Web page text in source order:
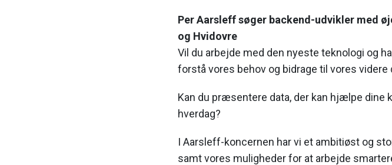
Per Aarsleff søger backend-udvikler med
og Hvidovre
Vil du arbejde med den nyeste teknologi og
forstå vores behov og bidrage til vores videre
Kan du præsentere data, der kan hjælpe dine
hverdag?
I Aarsleff-koncernen har vi et ambitiøst og
samt vores muligheder for at arbejde